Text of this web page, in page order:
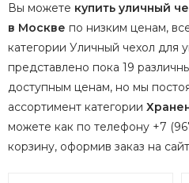
Вы можете купить уличный
в Москве по низким ценам,
категории Уличный чехол для
представлено пока 19
доступным ценам, но мы
ассортимент категории
можете как по телефону +7
корзину, оформив заказ на